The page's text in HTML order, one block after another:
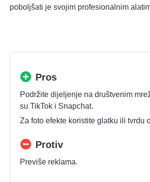
poboljšati je svojim profesionalnim
Pros
Podržite dijeljenje na društvenim
su TikTok i Snapchat.
Za foto efekte koristite glatku ili tvrdu
Protiv
Previše reklama.